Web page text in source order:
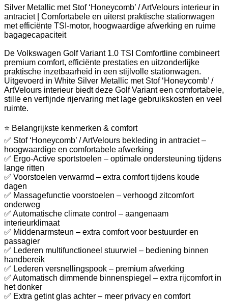
Silver Metallic met Stof ‘Honeycomb’ / ArtVelours interieur in
antraciet | Comfortabele en uiterst praktische stationwagen
met efficiënte TSI-motor, hoogwaardige afwerking en ruime
bagagecapaciteit
De Volkswagen Golf Variant 1.0 TSI Comfortline combineert
premium comfort, efficiënte prestaties en uitzonderlijke
praktische inzetbaarheid in een stijlvolle stationwagen.
Uitgevoerd in White Silver Metallic met Stof ‘Honeycomb’ /
ArtVelours interieur biedt deze Golf Variant een comfortabele,
stille en verfijnde rijervaring met lage gebruikskosten en veel
ruimte.
⭐ Belangrijkste kenmerken & comfort
✅ Stof ‘Honeycomb’ / ArtVelours bekleding in antraciet –
hoogwaardige en comfortabele afwerking
✅ Ergo-Active sportstoelen – optimale ondersteuning tijdens
lange ritten
✅ Voorstoelen verwarmd – extra comfort tijdens koude
dagen
✅ Massagefunctie voorstoelen – verhoogd zitcomfort
onderweg
✅ Automatische climate control – aangenaam
interieurklimaat
✅ Middenarmsteun – extra comfort voor bestuurder en
passagier
✅ Lederen multifunctioneel stuurwiel – bediening binnen
handbereik
✅ Lederen versnellingspook – premium afwerking
✅ Automatisch dimmende binnenspiegel – extra rijcomfort in
het donker
✅ Extra getint glas achter – meer privacy en comfort